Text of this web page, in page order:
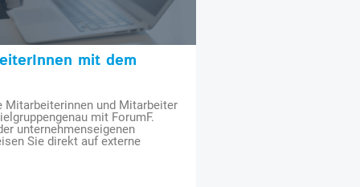
mit dem
Mitarbeiterinnen und Mitarbeiter
mit ForumF.
unternehmenseigenen
Sie direkt auf externe